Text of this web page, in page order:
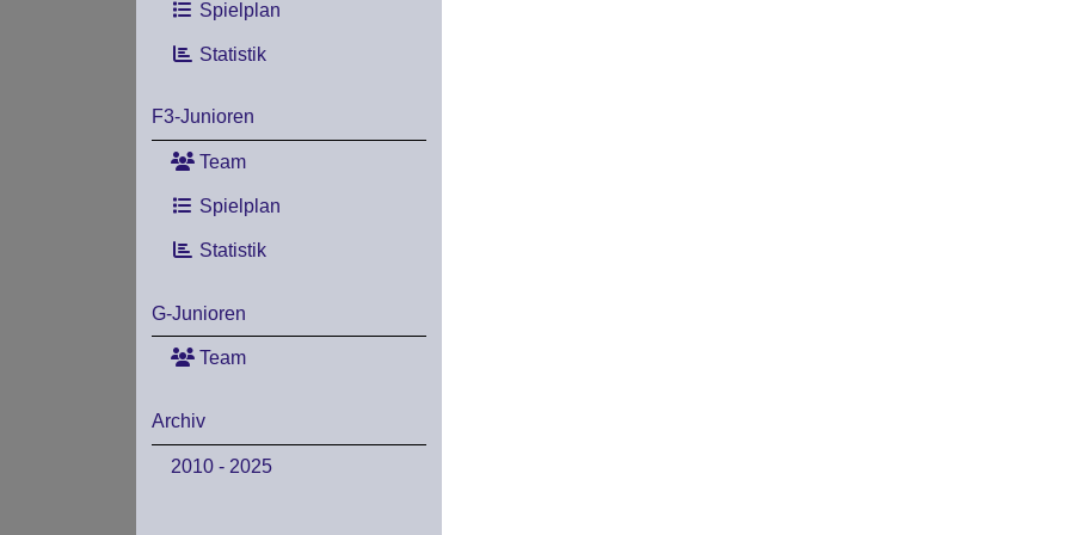
Spielplan
Statistik
F3-Junioren
Team
Spielplan
Statistik
G-Junioren
Team
Archiv
2010 - 2025